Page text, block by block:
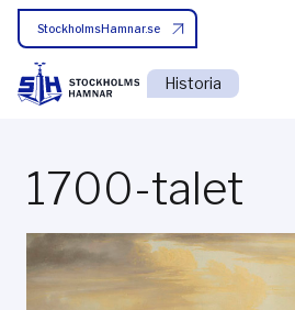
StockholmsHamnar.se
Historia
1700-talet